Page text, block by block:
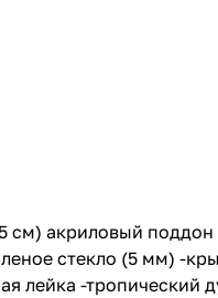
см) акриловый
стекло (5 мм) -
-тропический